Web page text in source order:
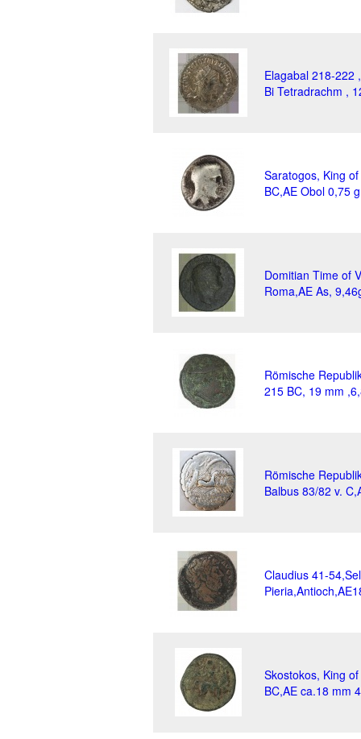
Elagabal 218-222
Bi Tetradrachm ,
Saratogos, King
BC,AE Obol 0,75
Domitian Time of
Roma,AE As,
Römische
215 BC, 19 mm
Römische
Balbus 83/82 v.
Claudius 41-
Skostokos, King
BC,AE ca.18 mm